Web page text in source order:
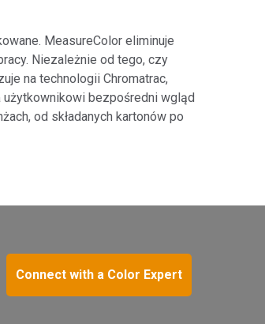
MeasureColor eliminuje
Niezależnie od tego, czy
na technologii Chromatrac,
bezpośredni wgląd
od składanych kartonów po
Connect with a Color Expert